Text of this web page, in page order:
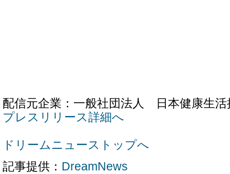
配信元企業：一般社団法人 日本健康生活
プレスリリース詳細へ
ドリームニューストップへ
記事提供： DreamNews